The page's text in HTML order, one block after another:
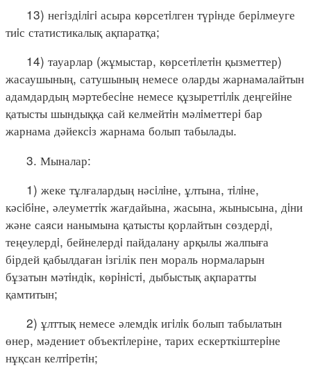
13) негiздiлiгi асыра көрсетiлген түрiнде берiлмеуге
тиiс статистикалық ақпаратқа;
14) тауарлар (жұмыстар, көрсетiлетiн қызметтер)
жасаушының, сатушының немесе оларды жарнамалайтын
адамдардың мәртебесiне немесе құзыреттiлiк деңгейiне
қатысты шындыққа сай келмейтiн мәлiметтерi бар
жарнама дәйексiз жарнама болып табылады.
3. Мыналар:
1) жеке тұлғалардың нәсiлiне, ұлтына, тiлiне,
кәсiбiне, әлеуметтiк жағдайына, жасына, жынысына, дiни
және саяси нанымына қатысты қорлайтын сөздердi,
теңеулердi, бейнелердi пайдалану арқылы жалпыға
бірдей қабылдаған iзгілік пен мораль нормаларын
бұзатын мәтiндiк, көрiнiстi, дыбыстық ақпаратты
қамтитын;
2) ұлттық немесе әлемдiк игiлiк болып табылатын
өнер, мәдениет объектiлеріне, тарих ескерткіштерiне
нұқсан келтiретiн;